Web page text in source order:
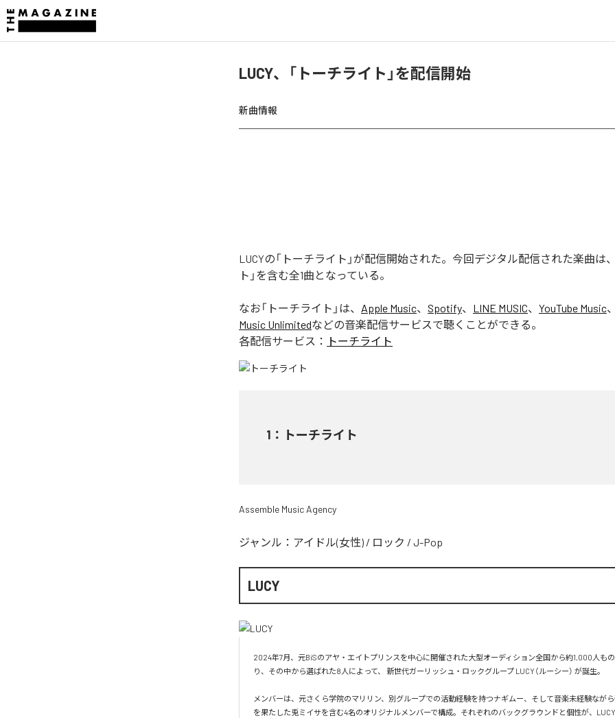
LUCY、「トーチライト」を配信開始
新曲情報
LUCYの「トーチライト」が配信開始された。今回デジタル配信された楽曲は
ト」を含む全1曲となっている。
なお「 トーチライト 」は、 Apple Music、 Spotify、 LINE MUSIC、 YouTube Music、
Music Unlimitedなどの音楽配信サービスで聴くことができる。
各配信サービス： トーチライト
1 ： トーチライト
Assemble Music Agency
ジャンル： アイドル(女性) / ロック / J-Pop
LUCY
2024年7月、元BiSのアヤ・エイトプリンスを中心に開催された大型オーディション全国から約1,000人も
り、その中から選ばれた8人によって、 新世代ガーリッシュ・ロックグループ LUCY（ルーシー） が誕生。
メンバーは、元さくら学院のマリリン、別グループでの活動経験を持つナギムー、そして音楽未経験なが
を果たした兎ミイサを含む4名のオリジナルメンバーで構成。それぞれのバックグラウンドと個性が、